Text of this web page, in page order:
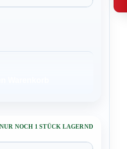
NUR NOCH 1 STÜCK LAGERND